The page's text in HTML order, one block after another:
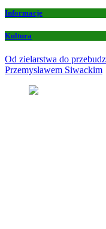
Informacje
Kultura
Od zielarstwa do
Przemysławem Siwackim